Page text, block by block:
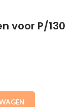
voor P/130
2 stuks RAL9016